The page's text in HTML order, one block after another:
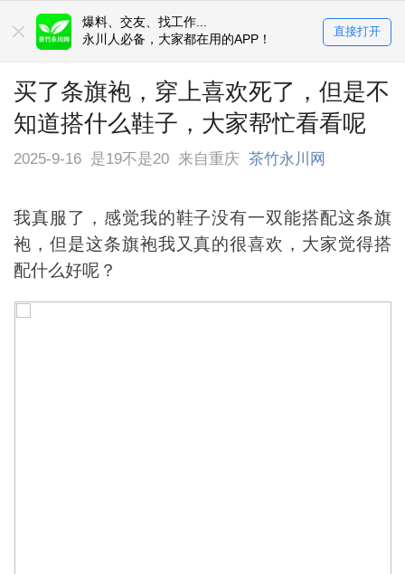
爆料、交友、找工作...
永川人必备，大家都在用的APP！
直接打开
买了条旗袍，穿上喜欢死了，但是不
知道搭什么鞋子，大家帮忙看看呢
2025-9-16 是19不是20 来自重庆 茶竹永川网
我真服了，感觉我的鞋子没有一双能搭配这条旗
袍，但是这条旗袍我又真的很喜欢，大家觉得搭
配什么好呢？